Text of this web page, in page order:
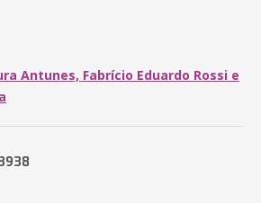
Antunes, Fabrício Eduardo Rossi e